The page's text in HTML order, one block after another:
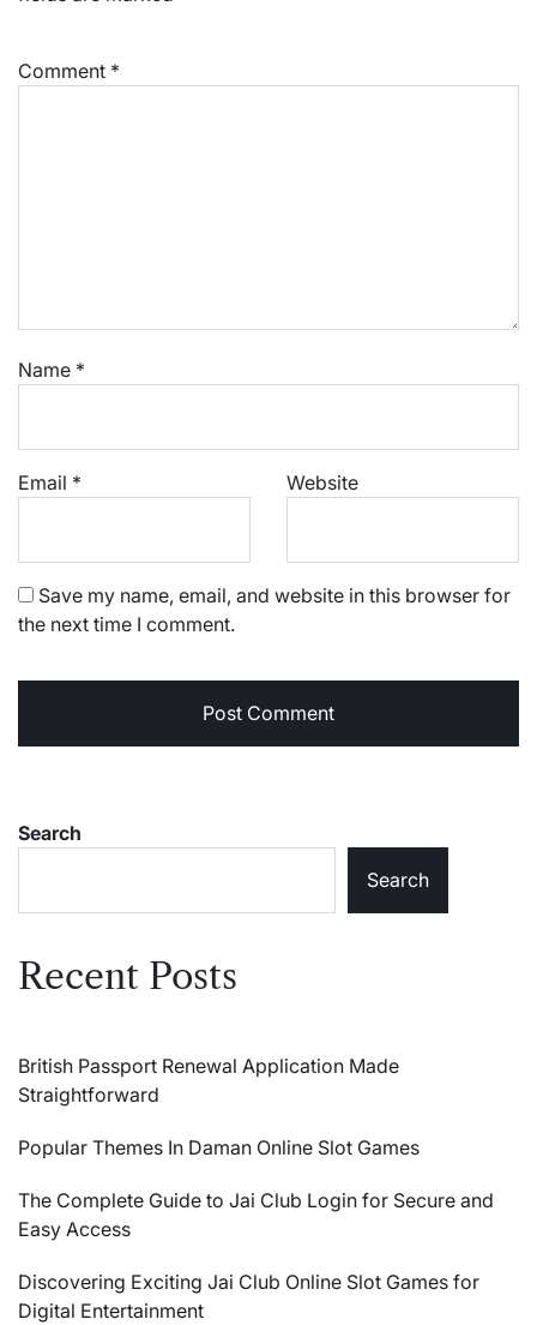
Comment *
Name *
Email * Website
Save my name, email, and website in this browser for
the next time I comment.
Search
Search
Recent Posts
British Passport Renewal Application Made
Straightforward
Popular Themes In Daman Online Slot Games
The Complete Guide to Jai Club Login for Secure and
Easy Access
Discovering Exciting Jai Club Online Slot Games for
Digital Entertainment